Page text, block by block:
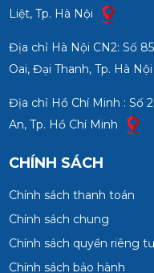
Liệt, Tp. Hà Nội
Địa chỉ Hà Nội CN2: Số
Oai, Đại Thanh, Tp. Hà Nội
Địa chỉ Hồ Chí Minh : Số
An, Tp. Hồ Chí Minh
CHÍNH SÁCH
Chính sách thanh toán
Chính sách chung
Chính sách quyền riêng tư
Chính sách bảo hành